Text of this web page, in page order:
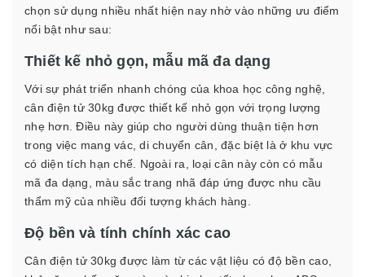
chọn sử dụng nhiều nhất hiện nay nhờ vào những ưu điểm
nổi bật như sau:
Thiết kế nhỏ gọn, mẫu mã đa dạng
Với sự phát triển nhanh chóng của khoa học công nghệ,
cân điện tử 30kg được thiết kế nhỏ gọn với trọng lượng
nhẹ hơn. Điều này giúp cho người dùng thuận tiện hơn
trong việc mang vác, di chuyển cân, đặc biệt là ở khu vực
có diện tích hạn chế. Ngoài ra, loại cân này còn có mẫu
mã đa dạng, màu sắc trang nhã đáp ứng được nhu cầu
thẩm mỹ của nhiều đối tượng khách hàng.
Độ bền và tính chính xác cao
Cân điện tử 30kg được làm từ các vật liệu có độ bền cao,